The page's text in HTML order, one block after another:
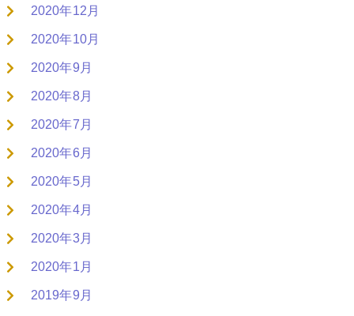
2020年12月
2020年10月
2020年9月
2020年8月
2020年7月
2020年6月
2020年5月
2020年4月
2020年3月
2020年1月
2019年9月